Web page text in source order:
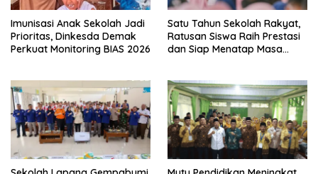
Imunisasi Anak Sekolah Jadi
Prioritas, Dinkesda Demak
Perkuat Monitoring BIAS 2026
Satu Tahun Sekolah Rakyat,
Ratusan Siswa Raih Prestasi
dan Siap Menatap Masa